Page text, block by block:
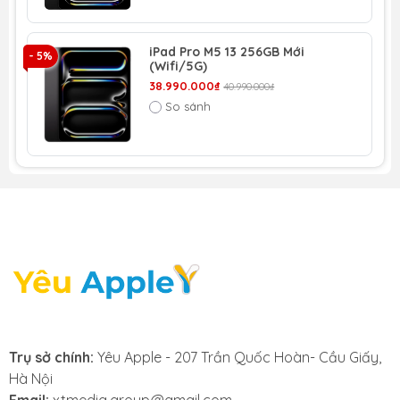
duy trì một kết cấu chắc chắn và độ bền bỉ cần thiết
cho việc sử dụng thường xuyên.
2. Màn hình:
thời hỗ trợ tốc độ làm tươi 10-120 Hz (công nghệ
ProMotion). Màn hình có khả năng đạt độ sáng 1000
hiển thị rõ nét ngay cả khi dùng ngoài trời. Nhờ vậy,
hình ảnh luôn được tái tạo với màu sắc chính xác, chi
- 5%
iPad Pro M5 13 256GB Mới
(Wifi/5G)
38.990.000₫ 40.990.000₫
So sánh
Trụ sở chính: Yêu Apple - 207 Trần Quốc Hoàn- Cầu Giấy,
Hà Nội